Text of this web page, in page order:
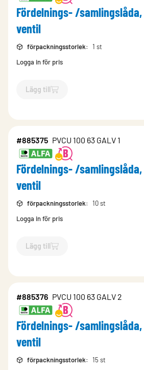
Fördelnings- /
ventil
förpackningsstorlek:
1 st
Logga in för pris
Lägg till
`$Lägg till
#885375 PVCU 100 63 GALV 1
Fördelnings- /
ventil
förpackningsstorlek:
10 st
Logga in för pris
Lägg till
`$Lägg till
#885376 PVCU 100 63 GALV 2
Fördelnings- /
ventil
förpackningsstorlek:
15 st